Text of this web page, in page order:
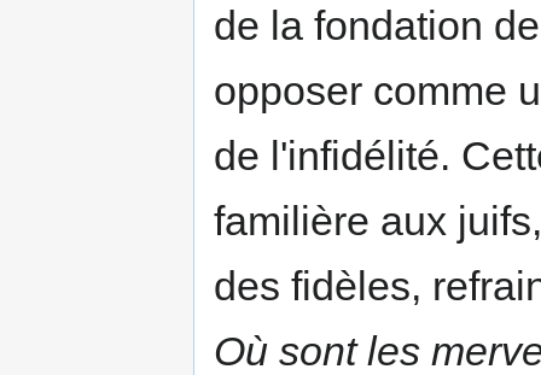
de la fondation
opposer comme
de l'infidélité.
familière aux
des fidèles,
Où sont les